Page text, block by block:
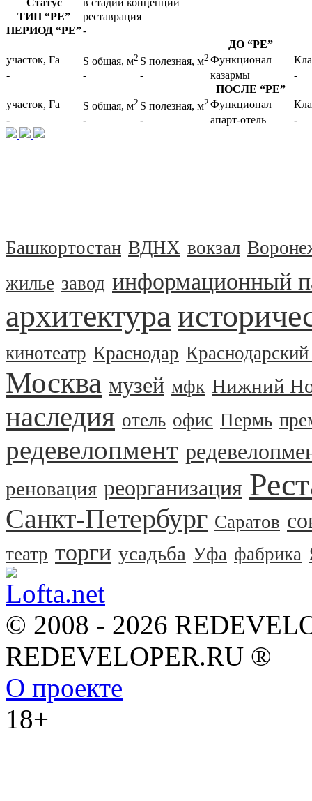
ТИП “РЕ”
реставрация
ПЕРИОД “РЕ”-
ДО “РЕ”
участок, Га
S общая, м2 S полезная, м2 Функционал
-
- - казармы
-
ПОСЛЕ “РЕ”
участок, Га
S общая, м2 S полезная, м2 Функционал
-
- - апарт-отель -
Башкортостан ВДНХ вокзал
жилье завод информационный
архитектура
кинотеатр Краснодар
Москва музей мфк Нижний
наследия отель офис Пермь
редевелопмент
реновация реорганизация
Санкт-Петербург Саратов
театр торги усадьба Уфа фабрика
© 2008 - 2026
REDEVELOPER.RU ®
О проекте
18+